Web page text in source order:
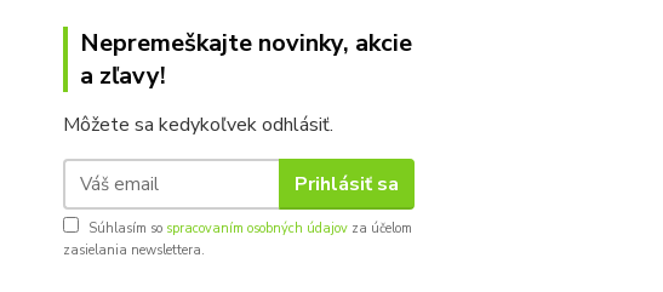
Nepremeškajte novinky, akcie
a zľavy!
Môžete sa kedykoľvek odhlásiť.
Prihlásiť sa
Súhlasím so spracovaním osobných údajov za účelom
zasielania newslettera.